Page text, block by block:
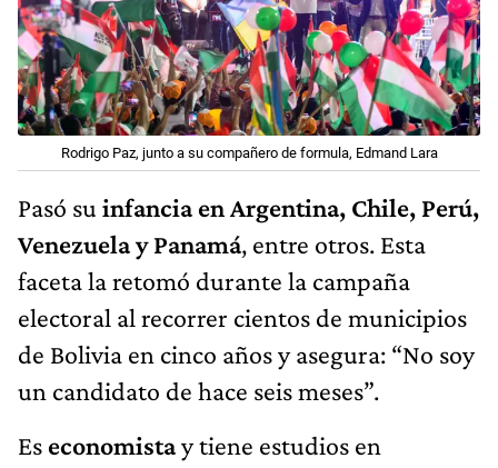
Rodrigo Paz, junto a su compañero de formula, Edmand Lara
Pasó su infancia en Argentina, Chile, Perú,
Venezuela y Panamá, entre otros. Esta
faceta la retomó durante la campaña
electoral al recorrer cientos de municipios
de Bolivia en cinco años y asegura: “No soy
un candidato de hace seis meses”.
Es economistay tiene estudios en